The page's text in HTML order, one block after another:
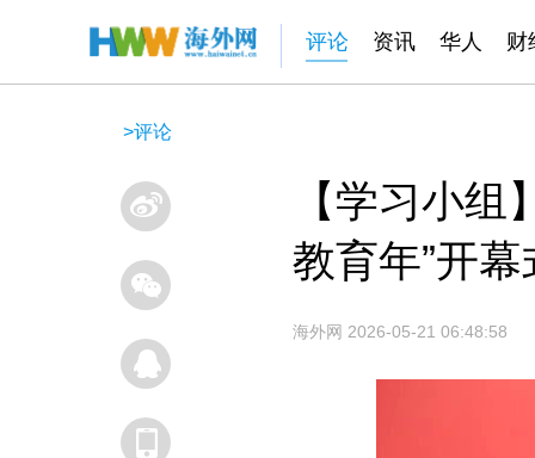
评论 资讯 华人 财
>评论
【学习小
教育年”开
海外网 2026-05-21 06:48:58